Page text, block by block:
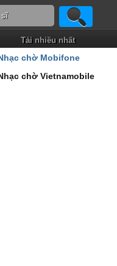
Tải nhiều nhất
chờ Mobifone
chờ Vietnamobile